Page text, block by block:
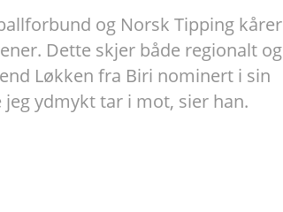
og Norsk Tipping kårer
Dette skjer både regionalt og
Løkken fra Biri nominert i sin
ydmykt tar i mot, sier han.